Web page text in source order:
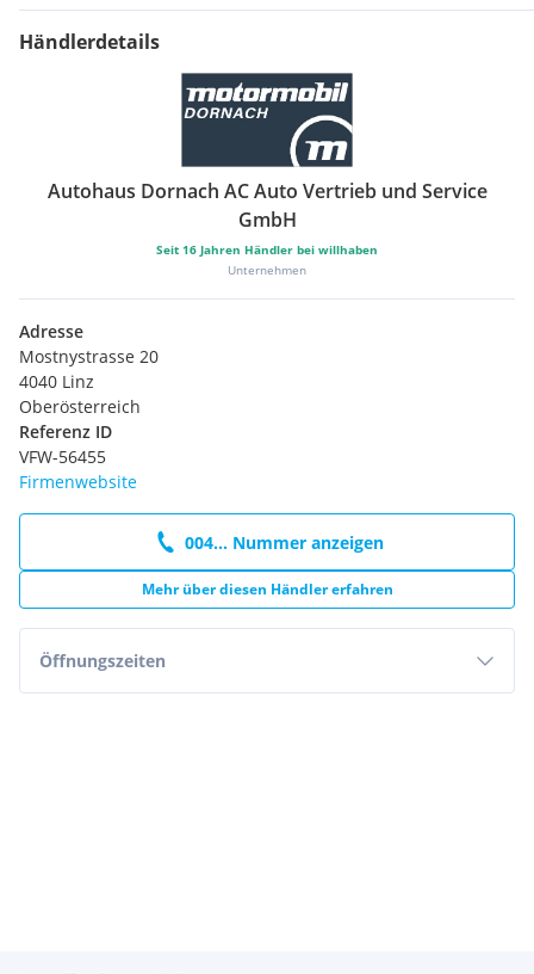
Händlerdetails
Autohaus Dornach AC Auto Vertrieb und Service
GmbH
Seit 16 Jahren Händler bei willhaben
Unternehmen
Adresse
Mostnystrasse 20
4040 Linz
Oberösterreich
Referenz ID
VFW-56455
Firmenwebsite
004... Nummer anzeigen
Mehr über diesen Händler erfahren
Öffnungszeiten